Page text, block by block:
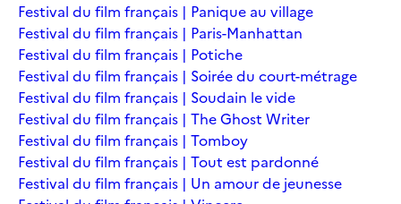
Festival du film français | Panique au village
Festival du film français | Paris-Manhattan
Festival du film français | Potiche
Festival du film français | Soirée du court-métrage
Festival du film français | Soudain le vide
Festival du film français | The Ghost Writer
Festival du film français | Tomboy
Festival du film français | Tout est pardonné
Festival du film français | Un amour de jeunesse